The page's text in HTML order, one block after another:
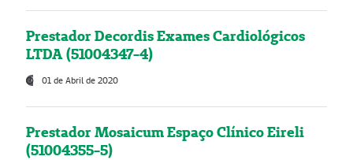
Prestador Decordis Exames Cardiológicos
LTDA (51004347-4)
01 de Abril de 2020
Prestador Mosaicum Espaço Clínico Eireli
(51004355-5)